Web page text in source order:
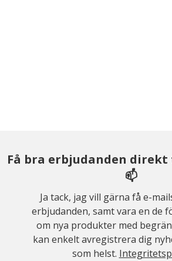
Få bra erbjudanden
📫
Ja tack, jag vill gärna få e-
erbjudanden, samt vara en de
om nya produkter med
kan enkelt avregistrera dig
som helst.